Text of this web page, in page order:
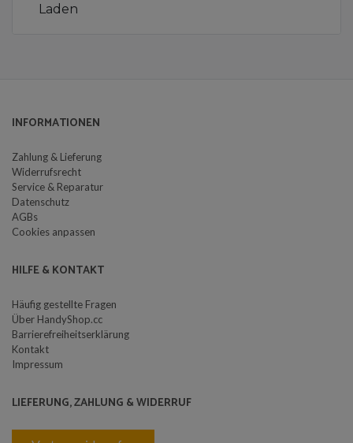
Laden
INFORMATIONEN
Zahlung & Lieferung
Widerrufsrecht
Service & Reparatur
Datenschutz
AGBs
Cookies anpassen
HILFE & KONTAKT
Häufig gestellte Fragen
Über HandyShop.cc
Barrierefreiheitserklärung
Kontakt
Impressum
LIEFERUNG, ZAHLUNG & WIDERRUF